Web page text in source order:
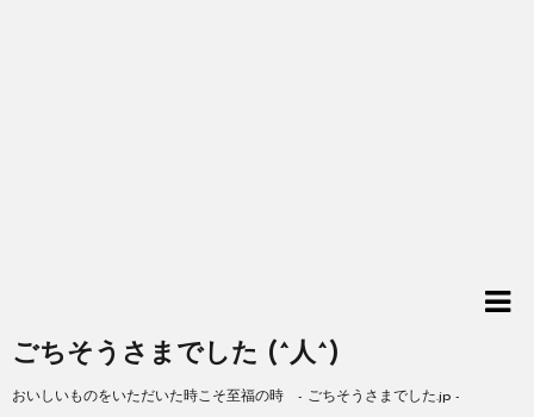
ごちそうさまでした (^人^)
おいしいものをいただいた時こそ至福の時 - ごちそうさまでした.jp -